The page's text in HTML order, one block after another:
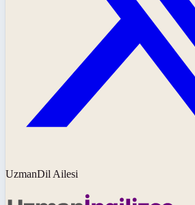
UzmanDil Ailesi